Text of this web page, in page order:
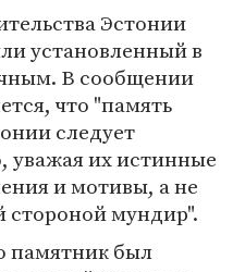
Эстонии
установленный в
В сообщении
что "память
следует
уважая их истинные
и мотивы, а не
стороной мундир".
памятник был